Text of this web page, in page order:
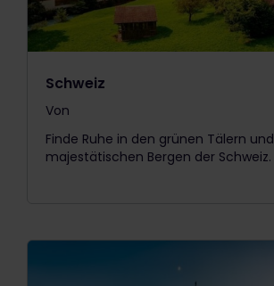
Schweiz
Von
Finde Ruhe in den grünen Tälern und
majestätischen Bergen der Schweiz.